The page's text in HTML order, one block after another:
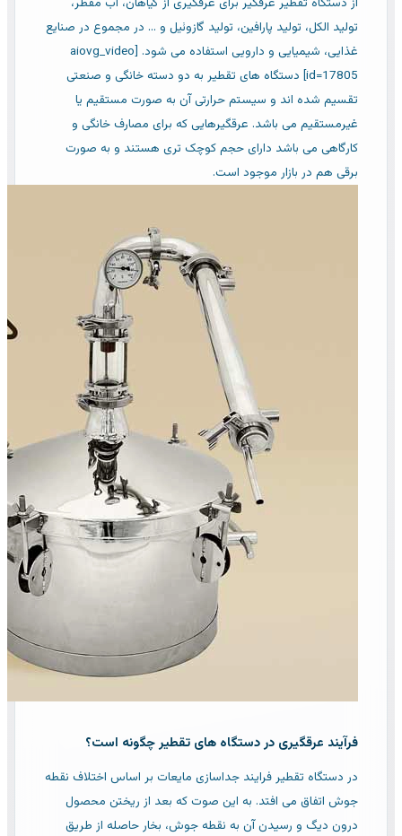
تولید الکل، تولید پارافین، تولید گازوئیل و ... در مجموع در صنایع
غذایی، شیمیایی و دارویی استفاده می شود. [aiovg_video
id=17805] دستگاه های تقطیر به دو دسته خانگی و صنعتی
تقسیم شده اند و سیستم حرارتی آن به صورت مستقیم یا
غیرمستقیم می باشد. عرقگیرهایی که برای مصارف خانگی و
کارگاهی می باشد دارای حجم کوچک تری هستند و به صورت
برقی هم در بازار موجود است.
فرآیند عرقگیری در دستگاه های تقطیر چگونه است؟
در دستگاه تقطیر فرایند جداسازی مایعات بر اساس اختلاف نقطه
جوش اتفاق می افتد. به این صوت که بعد از ریختن محصول
درون دیگ و رسیدن آن به نقطه جوش، بخار حاصله از طریق